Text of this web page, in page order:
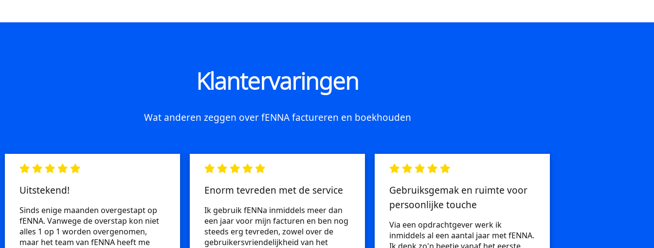
Klantervaringen
Wat anderen zeggen over fENNA factureren en boekhouden
Uitstekend!
Sinds enige maanden overgestapt op
fENNA. Vanwege de overstap kon niet
alles 1 op 1 worden overgenomen,
maar het team van fENNA heeft me
Enorm tevreden met de service
Ik gebruik fENNa inmiddels meer dan
een jaar voor mijn facturen en ben nog
steeds erg tevreden, zowel over de
gebruikersvriendelijkheid van het
Gebruiksgemak en ruimte voor
persoonlijke touche
Via een opdrachtgever werk ik
inmiddels al een aantal jaar met fENNA.